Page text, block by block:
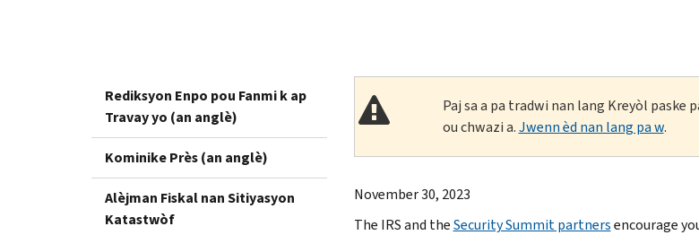
Rediksyon Enpo pou Fanmi k ap
Travay yo (an anglè)
Kominike Près (an anglè)
Alèjman Fiskal nan Sitiyasyon
Katastwòf
Paj sa a pa tradwi nan lang Kreyòl
ou chwazi a.Jwenn èd nan lang pa w.
November 30, 2023
The IRS and theSecurity Summit partnersencourage